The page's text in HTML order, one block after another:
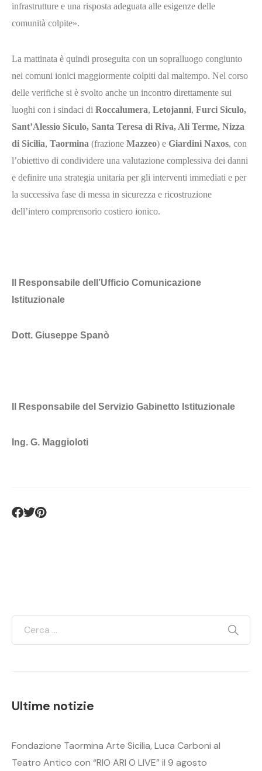
infrastrutture e una risposta adeguata alle esigenze delle
comunità colpite».
La mattinata è quindi proseguita con un sopralluogo congiunto
nei comuni ionici maggiormente colpiti dal maltempo. Nel corso
delle verifiche si è svolto anche un incontro direttamente sui
luoghi con i sindaci di Roccalumera, Letojanni, Furci Siculo,
Sant’Alessio Siculo, Santa Teresa di Riva, Ali Terme, Nizza
di Sicilia, Taormina (frazione Mazzeo) e Giardini Naxos, con
l’obiettivo di condividere una valutazione complessiva dei danni
e definire una strategia unitaria per gli interventi immediati e per
la successiva fase di messa in sicurezza e ricostruzione
dell’intero comprensorio costiero ionico.
Il Responsabile dell’Ufficio Comunicazione
Istituzionale
Dott. Giuseppe Spanò
Il Responsabile del Servizio Gabinetto Istituzionale
Ing. G. Maggioloti
Ultime notizie
Fondazione Taormina Arte Sicilia, Luca Carboni al
Teatro Antico con “RIO ARI O LIVE” il 9 agosto